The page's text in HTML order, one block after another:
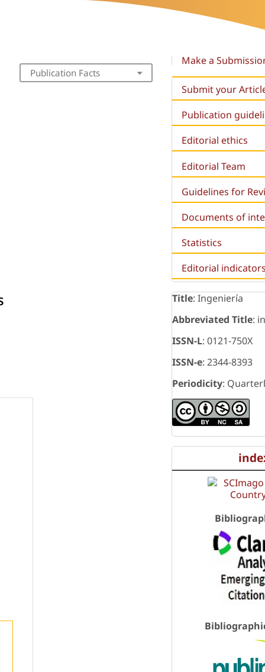
Publication Facts
Make a
Submit your
Publication
Editorial ethics
Editorial Team
Guidelines for
Documents of
Statistics
Editorial
Title: Ingeniería
Abbreviated Title:
ISSN-L: 0121-750X
ISSN-e: 2344-8393
Periodicity: